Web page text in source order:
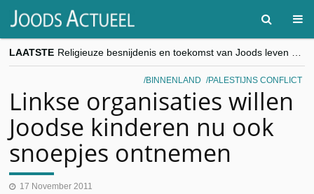
LAATSTE
“Besnijdenisdebat toont hoe moeilijk seculiere Westen minderheden begrijpt”, Jinnih Beels (Vooruit)
CITYTRIP | ROEMENIË – Boekarest: de verrassing van Oost-Europa
BINNENLAND PALESTIJNS CONFLICT
Linkse organisaties willen
Joodse kinderen nu ook
snoepjes ontnemen
17 November 2011